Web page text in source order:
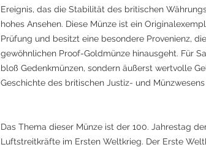
Ereignis, das die Stabilität des britischen
hohes Ansehen. Diese Münze ist ein
Prüfung und besitzt eine besondere Provenienz,
gewöhnlichen Proof-Goldmünze hinausgeht. Für
bloß Gedenkmünzen, sondern äußerst wertvolle
Geschichte des britischen Justiz- und
Das Thema dieser Münze ist der 100. Jahrestag
Luftstreitkräfte im Ersten Weltkrieg. Der Erste